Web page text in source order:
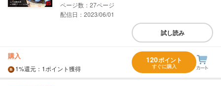
27
配信日：2023/06/01
試し読み
購入
1%還元 ：1ポイント獲得
120ポイント
すぐに購入